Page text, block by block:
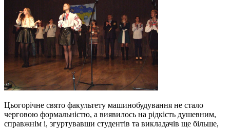
Цьогорічне свято факультету машинобудування не стало
черговою формальністю, а виявилось на рідкість душевним,
справжнім і, згуртувавши студентів та викладачів ще більше,